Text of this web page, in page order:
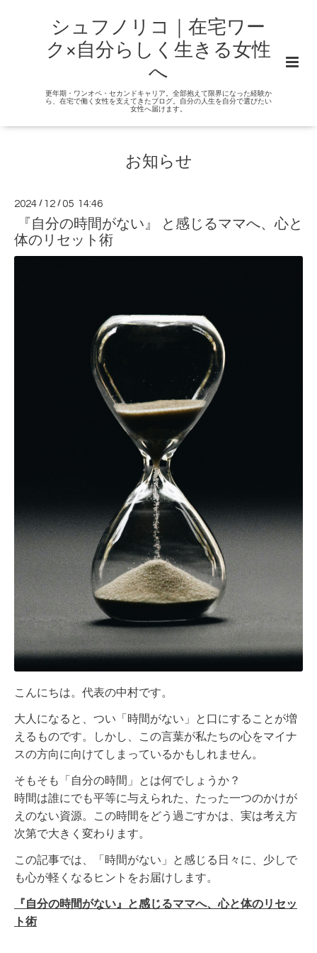
シュフノリコ｜在宅ワー
ク×自分らしく生きる女性
へ
更年期・ワンオペ・セカンドキャリア。全部抱えて限界になった経験か
ら、在宅で働く女性を支えてきたブログ。自分の人生を自分で選びたい
女性へ届けます。
お知らせ
2024 / 12 /05 14:46
『自分の時間がない』 と感じるママへ、心と
体のリセット術
こんにちは。代表の中村です。
大人になると、つい「時間がない」と口にすることが増
えるものです。しかし、この言葉が私たちの心をマイナ
スの方向に向けてしまっているかもしれません。
そもそも「自分の時間」とは何でしょうか？
時間は誰にでも平等に与えられた、たった一つのかけが
えのない資源。この時間をどう過ごすかは、実は考え方
次第で大きく変わります。
この記事では、「時間がない」と感じる日々に、少しで
も心が軽くなるヒントをお届けします。
『自分の時間がない』と感じるママへ、心と体のリセッ
ト術